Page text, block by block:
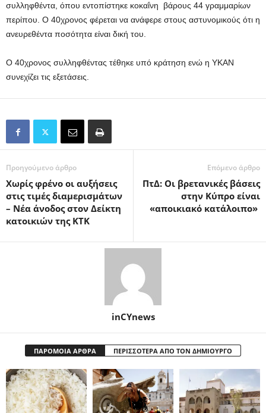
συλληφθέντα, όπου εντοπίστηκε κοκαΐνη βάρους 44 γραμμαρίων
περίπου. Ο 40χρονος φέρεται να ανάφερε στους αστυνομικούς ότι η
ανευρεθέντα ποσότητα είναι δική του.
Ο 40χρονος συλληφθέντας τέθηκε υπό κράτηση ενώ η ΥΚΑΝ
συνεχίζει τις εξετάσεις.
Προηγούμενο άρθρο
Χωρίς φρένο οι αυξήσεις
στις τιμές διαμερισμάτων
– Νέα άνοδος στον Δείκτη
κατοικιών της ΚΤΚ
Επόμενο άρθρο
ΠτΔ: Οι βρετανικές βάσεις
στην Κύπρο είναι
«αποικιακό κατάλοιπο»
inCYnews
ΠΑΡΟΜΟΙΑ ΑΡΘΡΑ ΠΕΡΙΣΣΟΤΕΡΑ ΑΠΟ ΤΟΝ ΔΗΜΙΟΥΡΓΟ